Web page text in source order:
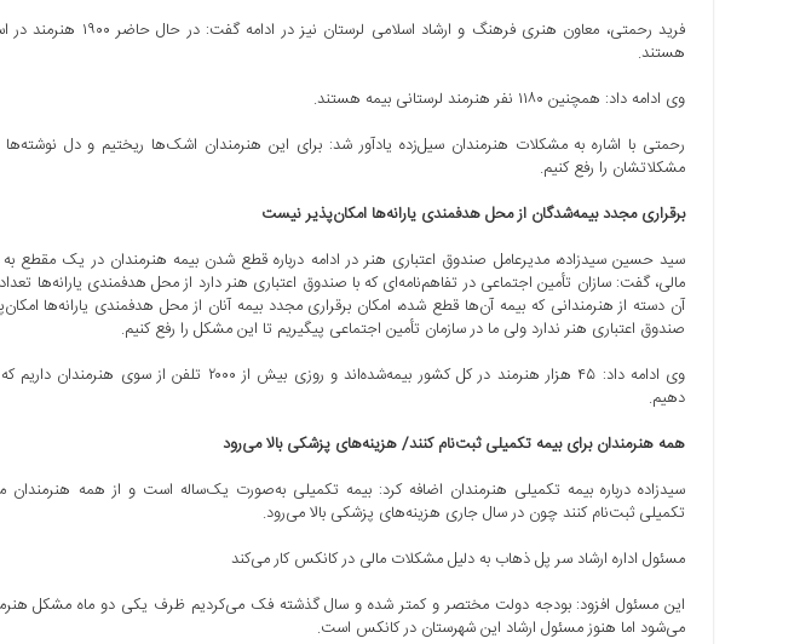
فرید رحمتی، معاون هنری فرهنگ و
هستند.
وی ادامه داد: همچنین ۱۱۸۰ نفر هنرمند لرستانی بیمه هستند.
رحمتی با اشاره به مشکلات هنرمندان سیل‌زده یادآور شد: برای این هنرمندان اشک‌ها ریختیم و دل
مشکلاتشان را رفع کنیم.
برقراری مجدد بیمه‌شدگان از محل هدفمندی یارانه‌ها امکان‌پذیر نیست
سید حسین سیدزاده، مدیرعامل صندوق اعتباری هنر در ادامه درباره قطع شدن بیمه هنرمندان در یک مقطع به
آن دسته از هنرمندانی که بیمه آن‌ها قطع شده، امکان برقراری مجدد بیمه آنان از محل هدفمندی یارانه‌ها
صندوق اعتباری هنر ندارد ولی ما در سازمان تأمین اجتماعی پیگیریم تا این مشکل را رفع کنیم.
وی ادامه داد: ۴۵ هزار هنرمند در کل کشور بیمه‌شده‌اند و روزی بیش
دهیم.
همه هنرمندان برای بیمه تکمیلی ثبت‌نام کنند/ هزینه‌های پزشکی بالا می‌رود
سیدزاده درباره بیمه تکمیلی هنرمندان اضافه کرد: بیمه تکمیلی به‌صورت یک‌ساله است و از همه هنرمندان
تکمیلی ثبت‌نام کنند چون در سال جاری هزینه‌های پزشکی بالا می‌رود.
مسئول اداره ارشاد سر پل ذهاب به دلیل مشکلات مالی در کانکس کار می‌کند
این مسئول افزود: بودجه دولت مختصر و کمتر شده و سال گذشته فک می‌کردیم ظرف یکی دو ماه مشکل
می‌شود اما هنوز مسئول ارشاد این شهرستان در کانکس است.